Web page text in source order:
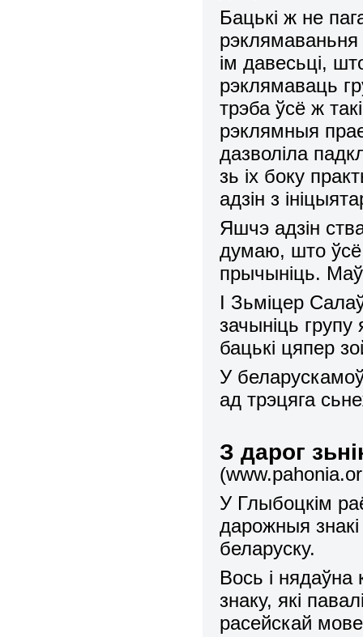
Бацькі ж не
ім давесьці,
рэклямаваць
трэба ўсё ж
рэклямныя
дазволіла
зь іх боку
адзін з
Яшчэ адзін
думаю, што ўсё
прычыніць.
І Зьміцер
зачыніць
бацькі цяпер
У
ад трэцяга
З дарог
У Глыбоцкім
дарожныя
беларуску.
Вось і нядаўна
знаку, які
расейскай